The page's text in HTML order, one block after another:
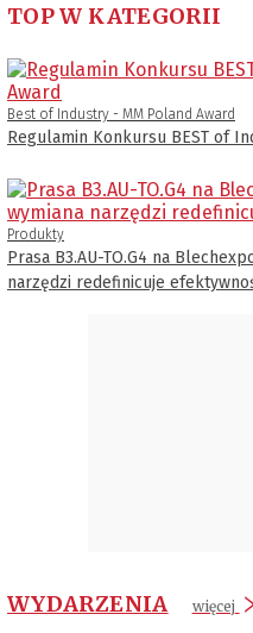
TOP W KATEGORII
Best of Industry - MM Poland Award
Produkty
Prasa B3.AU-TO.G4 na
narzędzi redefinicuje
WYDARZENIA więcej